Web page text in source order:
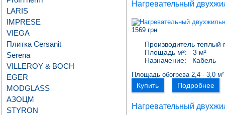
LARIS
IMPRESE
VIEGA
Плитка Cersanit
Serena
VILLEROY & BOCH
EGER
MODGLASS
АЗОЦМ
STYRON
Нагревательный
1569 грн
Производитель теплый
Площадь м²:
3 м²
Назначение:
Кабель
Площадь обогрева 2,4 - 3,0 м²
Купить Подробнее
Нагревательный